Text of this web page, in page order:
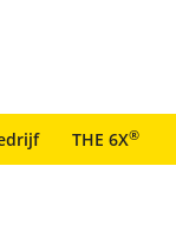
THE 6X®